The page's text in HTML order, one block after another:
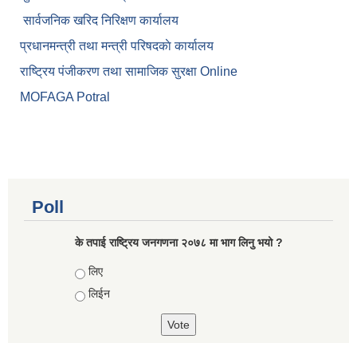
सार्वजनिक खरिद निरिक्षण कार्यालय
प्रधानमन्त्री तथा मन्त्री परिषदकाे कार्यालय
राष्ट्रिय पंजीकरण तथा सामाजिक सुरक्षा Online
MOFAGA Potral
Poll
के तपाई राष्ट्रिय जनगणना २०७८ मा भाग लिनु भयो ?
Choices
लिए
लिईन